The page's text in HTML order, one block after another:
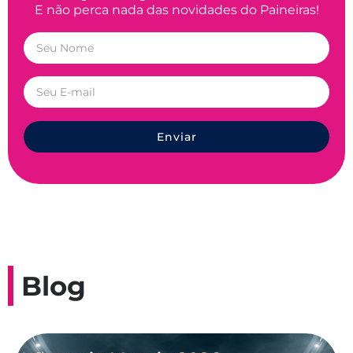
E não perca nada das novidades do Paineiras!
Enviar
Blog